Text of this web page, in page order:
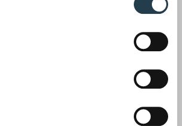
uns und Drittanbietern eingesetzten
zum Widerruf finden Sie in unserer
unsere aktuelle Kanzleizeitschrift
Sonderausgabe Juni 2024